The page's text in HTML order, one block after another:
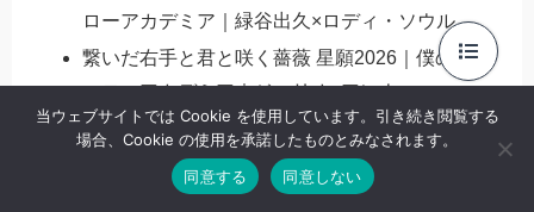
ローアカデミア｜緑谷出久×ロディ・ソウル
繋いだ右手と君と咲く薔薇 星願2026｜僕のヒ
ーローアカデミア｜ジュリオ×アンナ
蝶！ファイトでグーパン一発KO 星願2026｜マ
ッシュル-MASHLE-｜フィン×マッシュ
この恋、敗北禁止。 星願2026｜マッシュル-
当ウェブサイトでは Cookie を使用しています。引き続き閲覧する
場合、Cookie の使用を承諾したものとみなされます。
同意する
同意しない